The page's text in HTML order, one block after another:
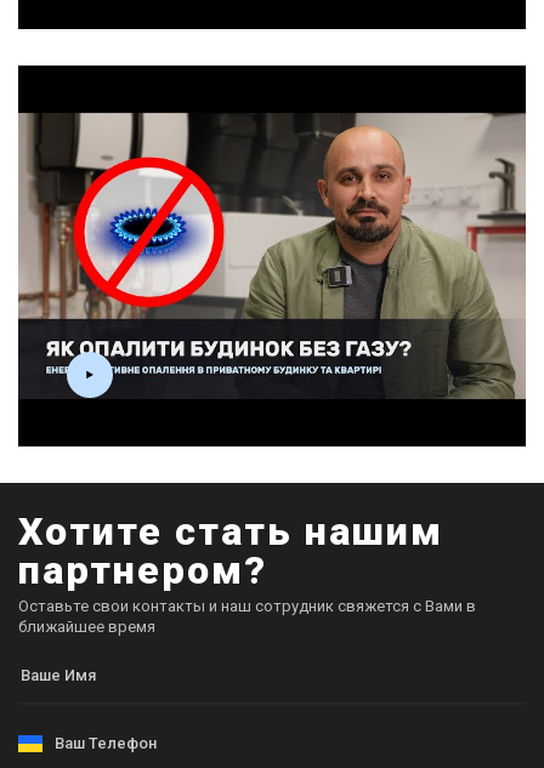
Хотите стать нашим
партнером?
Оставьте свои контакты и наш сотрудник свяжется с Вами в
ближайшее время